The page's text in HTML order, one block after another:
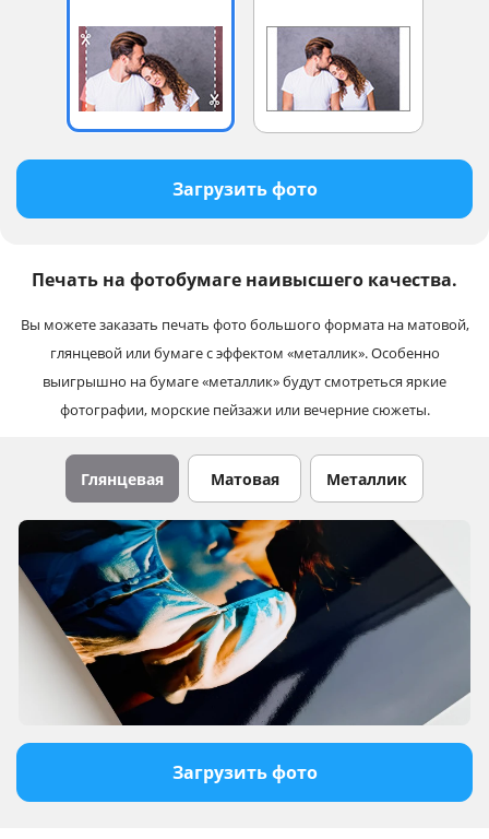
Загрузить фото
Печать на фотобумаге наивысшего качества.
Вы можете заказать печать фото большого формата на матовой,
глянцевой или бумаге с эффектом «металлик». Особенно
выигрышно на бумаге «металлик» будут смотреться яркие
фотографии, морские пейзажи или вечерние сюжеты.
Глянцевая Матовая Металлик
Загрузить фото